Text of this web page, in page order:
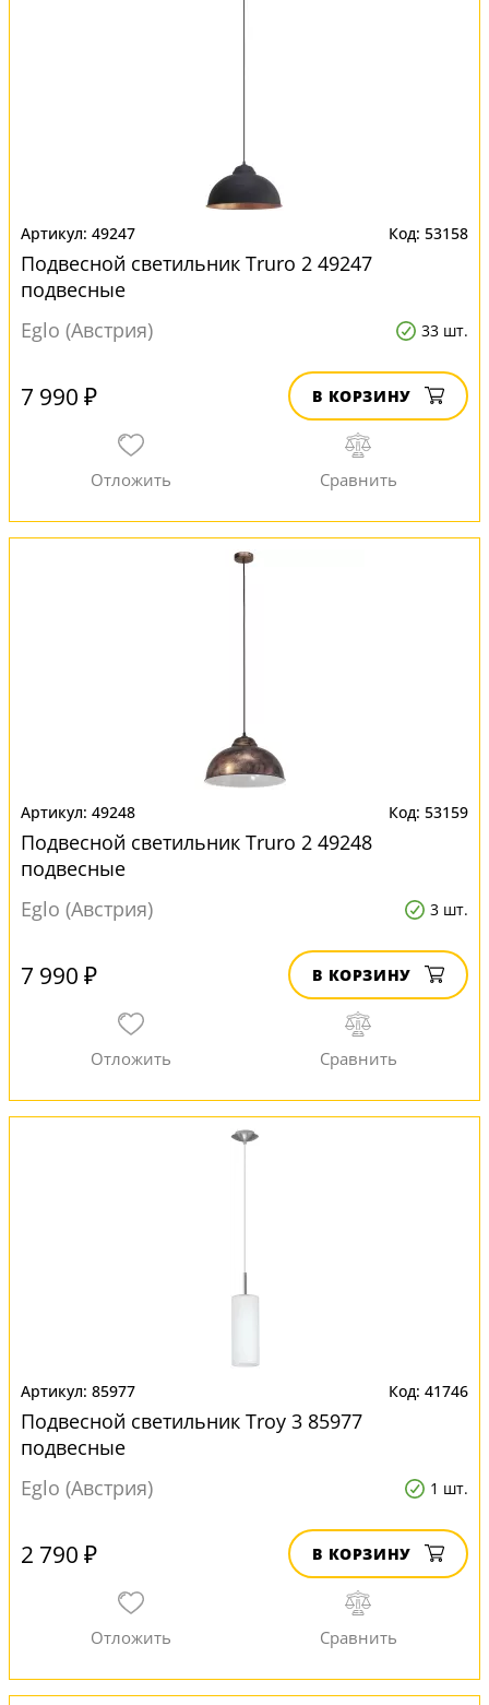
49247 53158
Подвесной светильник Truro 2 49247
подвесные
Eglo (Австрия)
33 шт.
7 990 ₽ В КОРЗИНУ
49248 53159
Подвесной светильник Truro 2 49248
подвесные
Eglo (Австрия)
3 шт.
7 990 ₽ В КОРЗИНУ
85977 41746
Подвесной светильник Troy 3 85977
подвесные
Eglo (Австрия)
1 шт.
2 790 ₽ В КОРЗИНУ